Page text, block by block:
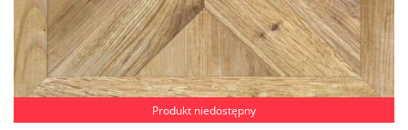
Produkt niedostępny